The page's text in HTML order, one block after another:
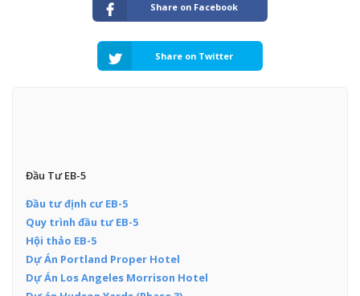
Share on Facebook
Share on Twitter
Đầu Tư EB-5
Đầu tư định cư EB-5
Quy trình đầu tư EB-5
Hội thảo EB-5
Dự Án Portland Proper Hotel
Dự Án Los Angeles Morrison Hotel